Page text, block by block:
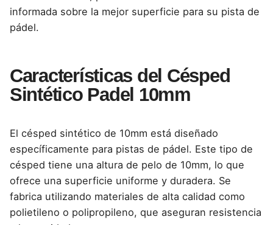
informada sobre la mejor superficie para su pista de
pádel.
Características del Césped
Sintético Padel 10mm
El césped sintético de 10mm está diseñado
específicamente para pistas de pádel. Este tipo de
césped tiene una altura de pelo de 10mm, lo que
ofrece una superficie uniforme y duradera. Se
fabrica utilizando materiales de alta calidad como
polietileno o polipropileno, que aseguran resistencia